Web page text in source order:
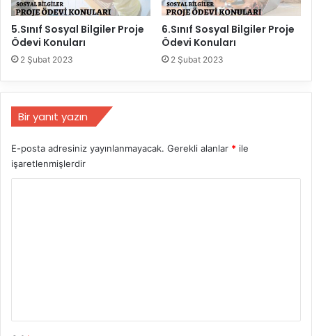
5.Sınıf Sosyal Bilgiler Proje
Ödevi Konuları
2 Şubat 2023
6.Sınıf Sosyal Bilgiler Proje
Ödevi Konuları
2 Şubat 2023
Bir yanıt yazın
E-posta adresiniz yayınlanmayacak. Gerekli alanlar * ile
işaretlenmişlerdir